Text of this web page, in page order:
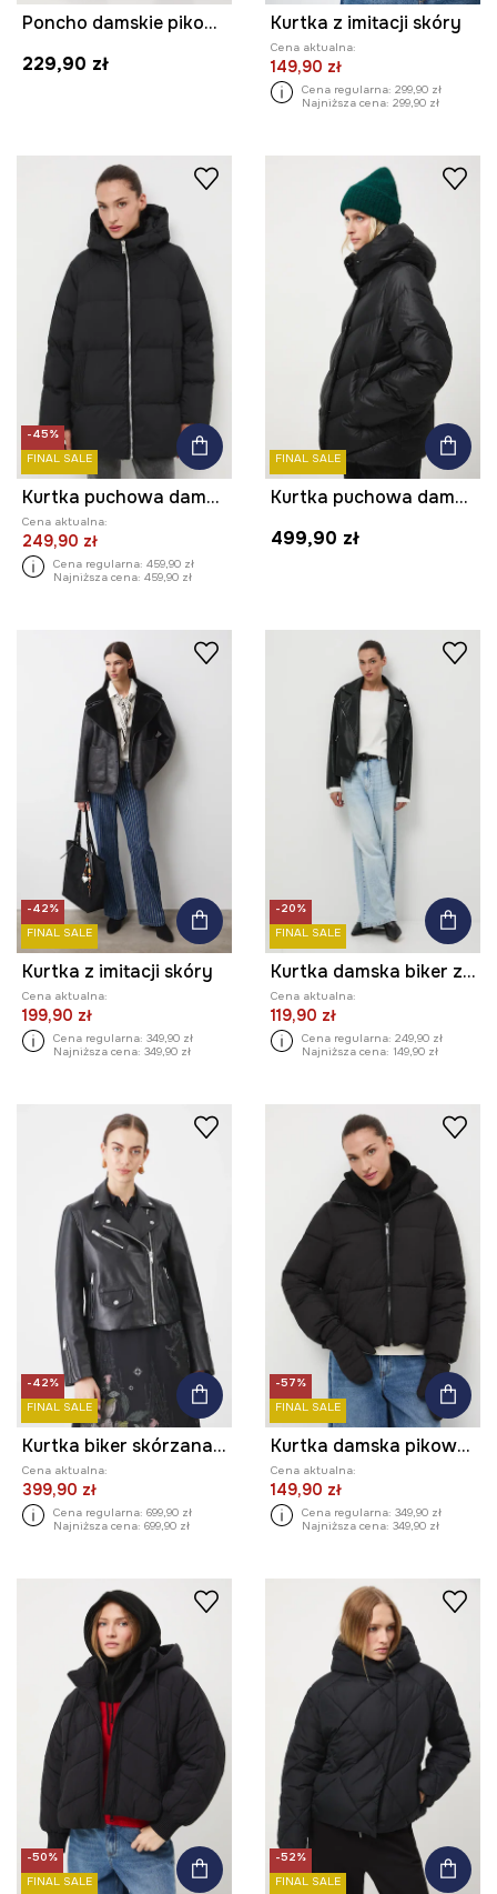
Poncho damskie pikowane
229,90 zł
Kurtka z imitacji skóry
Cena aktualna:
149,90 zł
Cena regularna: 299,90 zł
Najniższa cena: 299,90 zł
-45%
FINAL SALE
Kurtka puchowa damska pikowana
Cena aktualna:
249,90 zł
Cena regularna: 459,90 zł
Najniższa cena: 459,90 zł
FINAL SALE
Kurtka puchowa damska pikowana
499,90 zł
-42%
FINAL SALE
Kurtka z imitacji skóry
Cena aktualna:
199,90 zł
Cena regularna: 349,90 zł
Najniższa cena: 349,90 zł
-20%
FINAL SALE
Kurtka damska biker z imitacji skóry
Cena aktualna:
119,90 zł
Cena regularna: 249,90 zł
Najniższa cena: 149,90 zł
-42%
FINAL SALE
Kurtka biker skórzana kolor czarny
Cena aktualna:
399,90 zł
Cena regularna: 699,90 zł
Najniższa cena: 699,90 zł
-57%
FINAL SALE
Kurtka damska pikowana z rękawiczkami
Cena aktualna:
149,90 zł
Cena regularna: 349,90 zł
Najniższa cena: 349,90 zł
-50%
FINAL SALE
-52%
FINAL SALE